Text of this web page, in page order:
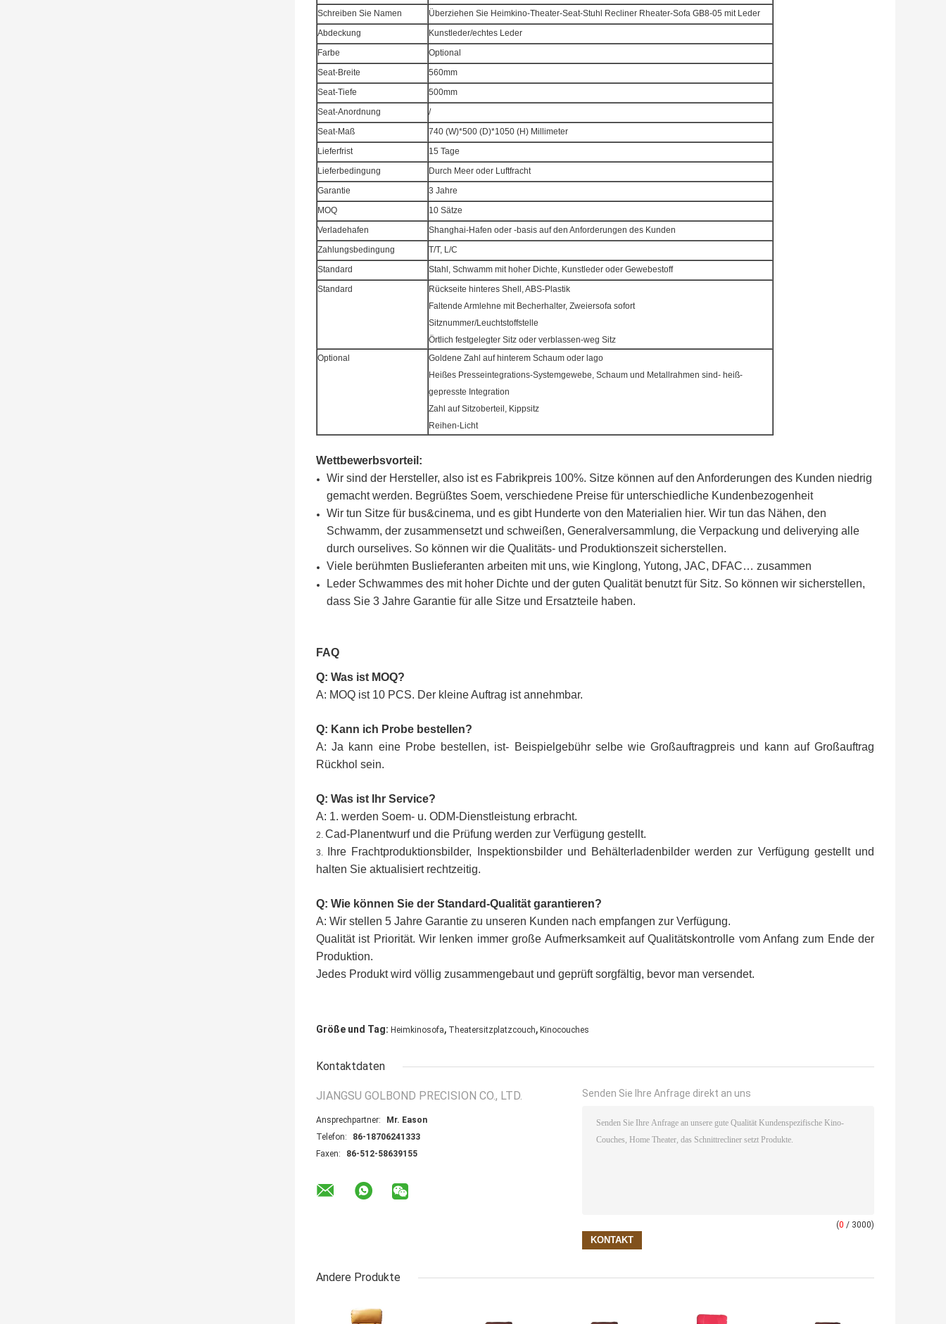
Schreiben Sie Namen
Überziehen Sie Heimkino-Theater-Seat-Stuhl Recliner Rheater-Sofa GB8-05 mit Leder
Abdeckung
Kunstleder/echtes Leder
Farbe
Optional
Seat-Breite
560mm
Seat-Tiefe
500mm
Seat-Anordnung
/
Seat-Maß
740 (W)*500 (D)*1050 (H) Millimeter
Lieferfrist
15 Tage
Lieferbedingung
Durch Meer oder Luftfracht
Garantie
3 Jahre
MOQ
10 Sätze
Verladehafen
Shanghai-Hafen oder -basis auf den Anforderungen des Kunden
Zahlungsbedingung
T/T, L/C
Standard
Stahl, Schwamm mit hoher Dichte, Kunstleder oder Gewebestoff
Standard
Rückseite hinteres Shell, ABS-Plastik
Faltende Armlehne mit Becherhalter, Zweiersofa sofort
Sitznummer/Leuchtstoffstelle
Örtlich festgelegter Sitz oder verblassen-weg Sitz
Optional
Goldene Zahl auf hinterem Schaum oder lago
Heißes Presseintegrations-Systemgewebe, Schaum und Metallrahmen sind- heiß-
gepresste Integration
Zahl auf Sitzoberteil, Kippsitz
Reihen-Licht
Wettbewerbsvorteil:
Wir sind der Hersteller, also ist es Fabrikpreis 100%. Sitze können auf den Anforderungen des Kunden niedrig
gemacht werden. Begrüßtes Soem, verschiedene Preise für unterschiedliche Kundenbezogenheit
Wir tun Sitze für bus&cinema, und es gibt Hunderte von den Materialien hier. Wir tun das Nähen, den
Schwamm, der zusammensetzt und schweißen, Generalversammlung, die Verpackung und deliverying alle
durch ourselives. So können wir die Qualitäts- und Produktionszeit sicherstellen.
Viele berühmten Buslieferanten arbeiten mit uns, wie Kinglong, Yutong, JAC, DFAC… zusammen
Leder Schwammes des mit hoher Dichte und der guten Qualität benutzt für Sitz. So können wir sicherstellen,
dass Sie 3 Jahre Garantie für alle Sitze und Ersatzteile haben.
FAQ
Q: Was ist MOQ?
A: MOQ ist 10 PCS. Der kleine Auftrag ist annehmbar.
Q: Kann ich Probe bestellen?
A: Ja kann eine Probe bestellen, ist- Beispielgebühr selbe wie Großauftragpreis und kann auf Großauftrag
Rückhol sein.
Q: Was ist Ihr Service?
A: 1. werden Soem- u. ODM-Dienstleistung erbracht.
2. Cad-Planentwurf und die Prüfung werden zur Verfügung gestellt.
3.
Ihre Frachtproduktionsbilder, Inspektionsbilder und Behälterladenbilder werden zur Verfügung gestellt und
halten Sie aktualisiert rechtzeitig.
Q: Wie können Sie der Standard-Qualität garantieren?
A: Wir stellen 5 Jahre Garantie zu unseren Kunden nach empfangen zur Verfügung.
Qualität ist Priorität. Wir lenken immer große Aufmerksamkeit auf Qualitätskontrolle vom Anfang zum Ende der
Produktion.
Jedes Produkt wird völlig zusammengebaut und geprüft sorgfältig, bevor man versendet.
Größe und Tag: Heimkinosofa, Theatersitzplatzcouch, Kinocouches
Kontaktdaten
JIANGSU GOLBOND PRECISION CO., LTD.
Ansprechpartner:
Mr. Eason
Telefon:
86-18706241333
Faxen:
86-512-58639155
Senden Sie Ihre Anfrage direkt an uns
(0 / 3000)
Andere Produkte